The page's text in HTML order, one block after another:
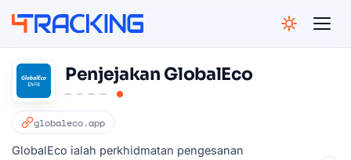
Penjejakan GlobalEco
globaleco.app
GlobalEco ialah perkhidmatan pengesanan